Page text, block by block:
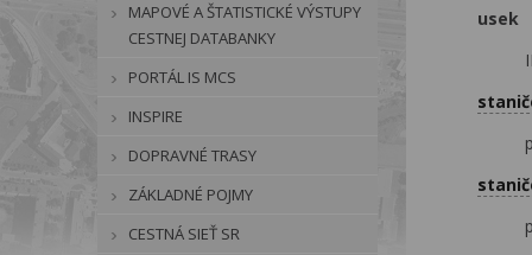
usek
MAPOVÉ A ŠTATISTICKÉ VÝSTUPY
CESTNEJ DATABANKY
PORTÁL IS MCS
INSPIRE
DOPRAVNÉ TRASY
ZÁKLADNÉ POJMY
CESTNÁ SIEŤ SR